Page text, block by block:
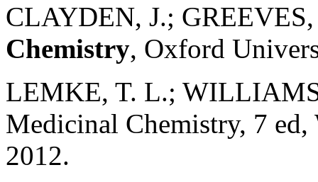
CLAYDEN, J.;
Chemistry, Oxford
LEMKE, T. L.;
Medicinal Chemistry, 7
2012.